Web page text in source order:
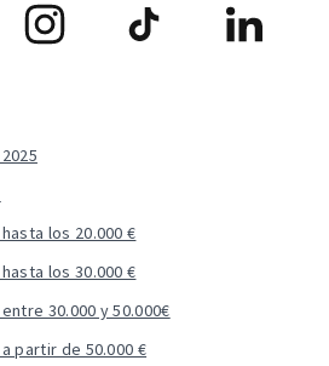
los 20.000 €
los 30.000 €
30.000 y 50.000€
partir de 50.000 €